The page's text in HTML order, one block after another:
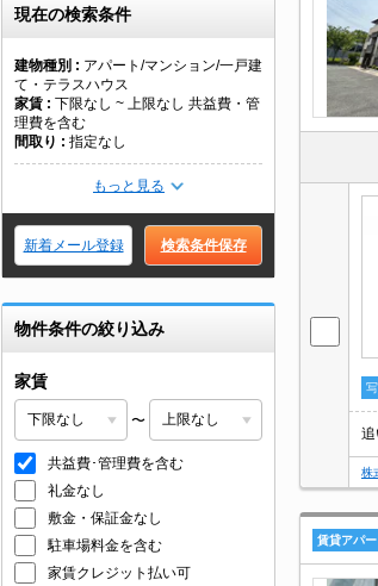
現在の検索条件
建物種別
アパート/マンション/一戸建
て・テラスハウス
家賃
下限なし ~ 上限なし 共益費・管
理費を含む
間取り
指定なし
もっと見る
新着メール登録 検索条件保存
物件条件の絞り込み
家賃
〜
共益費･管理費を含む
礼金なし
敷金・保証金なし
駐車場料金を含む
家賃クレジット払い可
株
賃貸アパー